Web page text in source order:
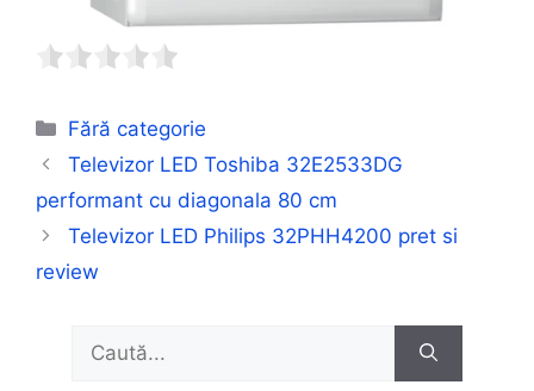
Categorii
Fără categorie
Televizor LED Toshiba 32E2533DG
performant cu diagonala 80 cm
Televizor LED Philips 32PHH4200 pret si
review
după: